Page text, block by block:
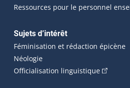
Ressources pour le personnel
Sujets d’intérêt
Féminisation et rédaction épicène
Néologie
Officialisation linguistique(Cet